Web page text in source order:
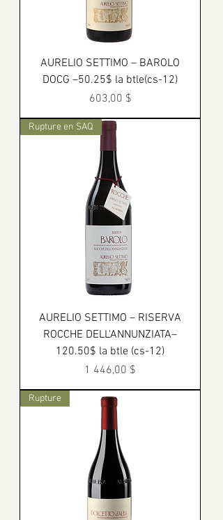
AURELIO SETTIMO – BAROLO
DOCG –50.25$ la btle(cs-12)
Prix
603,00 $
Rupture en SAQ
AURELIO SETTIMO – RISERVA
ROCCHE DELL'ANNUNZIATA–
120.50$ la btle (cs-12)
Prix
1 446,00 $
Rupture